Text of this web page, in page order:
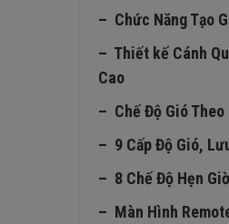
– Chức Năng Tạo
– Thiết kế Cánh
Cao
– Chế Độ Gió Theo
– 9 Cấp Độ Gió,
– 8 Chế Độ Hẹn
– Màn Hình